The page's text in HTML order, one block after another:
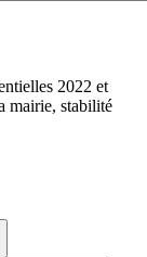
2022 et
mairie, stabilité